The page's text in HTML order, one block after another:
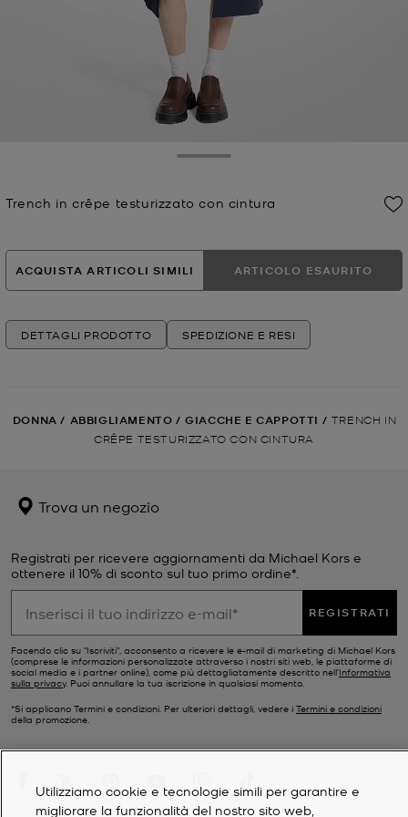
Trench in crêpe testurizzato con cintura
ACQUISTA ARTICOLI SIMILI ARTICOLO ESAURITO
DETTAGLI PRODOTTO SPEDIZIONE E RESI
DONNA / ABBIGLIAMENTO / GIACCHE E CAPPOTTI / TRENCH IN
CRÊPE TESTURIZZATO CON CINTURA
Trova un negozio
Registrati per ricevere aggiornamenti da Michael Kors e
ottenere il 10% di sconto sul tuo primo ordine*.
REGISTRATI
Facendo clic su "Iscriviti", acconsento a ricevere le e-mail di marketing di Michael Kors
(comprese le informazioni personalizzate attraverso i nostri siti web, le piattaforme di
social media e i partner online), come più dettagliatamente descritto nell’Informativa
sulla privacy. Puoi annullare la tua iscrizione in qualsiasi momento.
*Si applicano Termini e condizioni. Per ulteriori dettagli, vedere i Termini e condizioni
della promozione.
Utilizziamo cookie e tecnologie simili per garantire e
migliorare la funzionalità del nostro sito web,